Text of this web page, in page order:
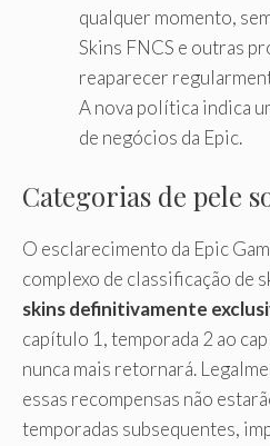
qualquer momento,
Skins FNCS e outras
reaparecer
A nova política indica
de negócios da Epic.
Categorias de pele
O esclarecimento da Epic
complexo de classificação de
skins definitivamente
capítulo 1, temporada 2 ao
nunca mais retornará.
essas recompensas não
temporadas subsequentes,